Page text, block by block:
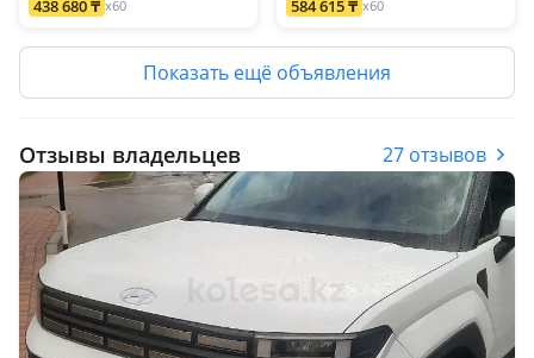
438 680 ₸ x60 584 615 ₸ x60
Показать ещё объявления
Отзывы владельцев 27 отзывов